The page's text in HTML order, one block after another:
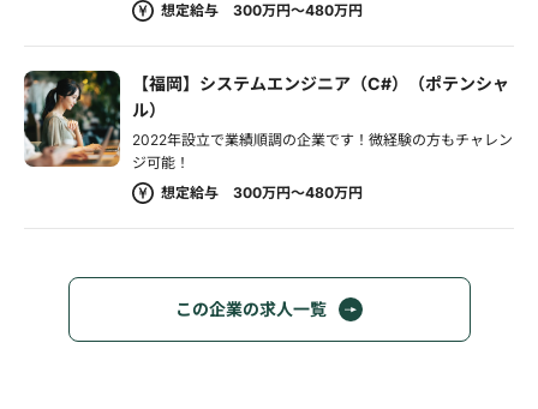
想定給与 300万円～480万円
【福岡】システムエンジニア（C#）（ポテンシャ
ル）
2022年設立で業績順調の企業です！微経験の方もチャレン
ジ可能！
想定給与 300万円～480万円
この企業の求人一覧